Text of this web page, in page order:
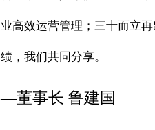
业高效运营管理；三十而立
绩，我们共同分享。
—董事长 鲁建国